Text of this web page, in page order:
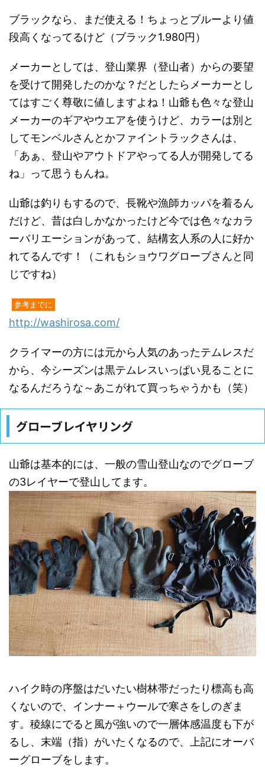
ブラックなら、まだ使える！ちょっとブルーより値
段高くなってるけど（ブラック1.980円）
メーカーとしては、登山業界（登山者）からの要望
を受けて開発したのかな？だとしたらメーカーとし
てはすごく尊敬に値しますよね！山爺も色々な登山
メーカーのギアやウエアを使うけど、カラーは別と
してモンベルさんとかファイントラックさんは、
「あぁ、登山やアウトドアやってる人が開発してる
ね」って思うもんね。
山爺は釣りもするので、長靴や漁師カッパを着るん
だけど、昔は白しかなかったけど今では色々なカラ
ーバリエーションがあって、結構玄人系の人に好か
れてるんです！（これもショウワグローブさんと同
じですね）
参考までに
http://washirosa.com/
クライマーの方には元から人気のあったテムレスだ
から、今シーズンは黒テムレスいっぱい見ることに
なるんだろうな～あこがれて買っちゃうかも（笑）
グローブレイヤリング
山爺は基本的には、一般の雪山登山なのでグローブ
の3レイヤーで登山してます。
ハイク時の序盤はだいたい樹林帯だったり標高も高
くないので、インナー＋ウールで寒さをしのぎま
す。稜線にでると風が強いので一層体感温度も下が
るし、末端（指）がいたくなるので、上記にオーバ
ーグローブをします。